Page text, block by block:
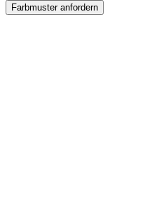
Farbmuster anfordern